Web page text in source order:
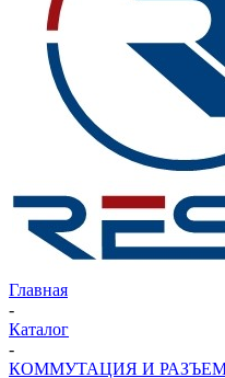
Главная
-
Каталог
-
КОММУТАЦИЯ И